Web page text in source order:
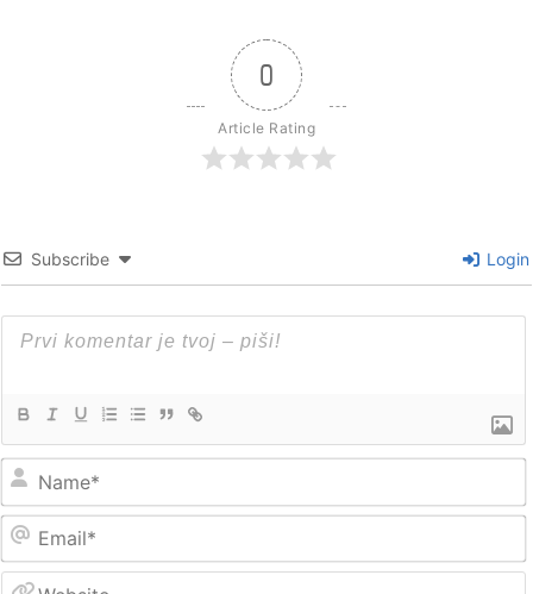
0
Article Rating
Subscribe Login